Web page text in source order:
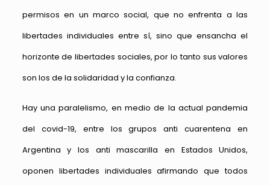
permisos en un marco social, que no enfrenta a las
libertades individuales entre sí, sino que ensancha el
horizonte de libertades sociales, por lo tanto sus valores
son los de la solidaridad y la confianza.
Hay una paralelismo, en medio de la actual pandemia
del covid-19, entre los grupos anti cuarentena en
Argentina y los anti mascarilla en Estados Unidos,
oponen libertades individuales afirmando que todos